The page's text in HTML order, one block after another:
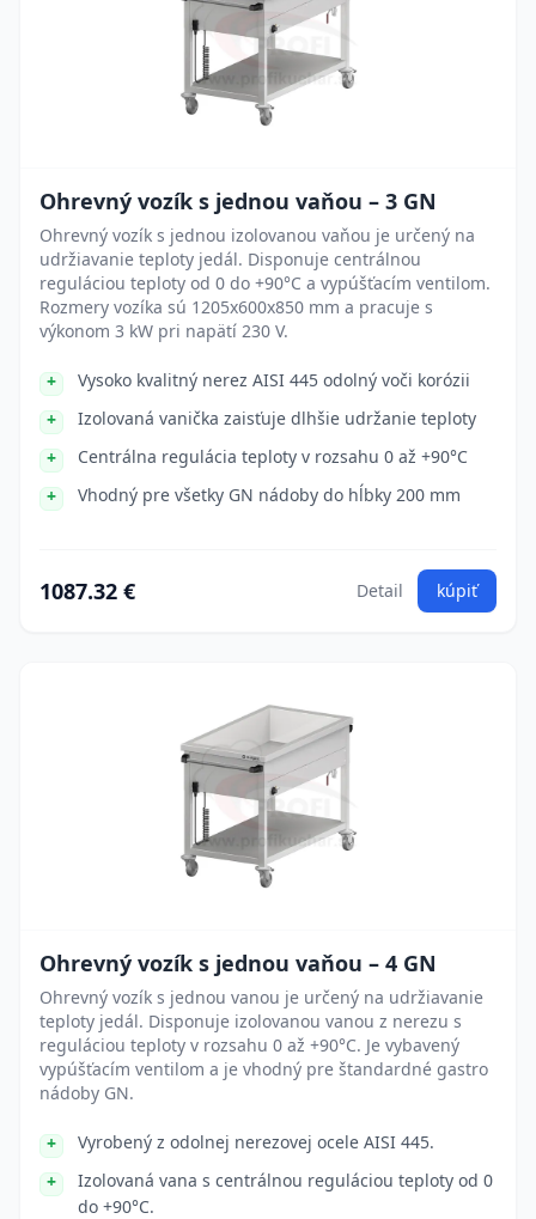
Ohrevný vozík s jednou vaňou – 3 GN
Ohrevný vozík s jednou izolovanou vaňou je určený na
udržiavanie teploty jedál. Disponuje centrálnou
reguláciou teploty od 0 do +90°C a vypúšťacím ventilom.
Rozmery vozíka sú 1205x600x850 mm a pracuje s
výkonom 3 kW pri napätí 230 V.
Vysoko kvalitný nerez AISI 445 odolný voči korózii
Izolovaná vanička zaisťuje dlhšie udržanie teploty
Centrálna regulácia teploty v rozsahu 0 až +90°C
Vhodný pre všetky GN nádoby do hĺbky 200 mm
1087.32 € Detail kúpiť
Ohrevný vozík s jednou vaňou – 4 GN
Ohrevný vozík s jednou vanou je určený na udržiavanie
teploty jedál. Disponuje izolovanou vanou z nerezu s
reguláciou teploty v rozsahu 0 až +90°C. Je vybavený
vypúšťacím ventilom a je vhodný pre štandardné gastro
nádoby GN.
Vyrobený z odolnej nerezovej ocele AISI 445.
Izolovaná vana s centrálnou reguláciou teploty od 0
do +90°C.